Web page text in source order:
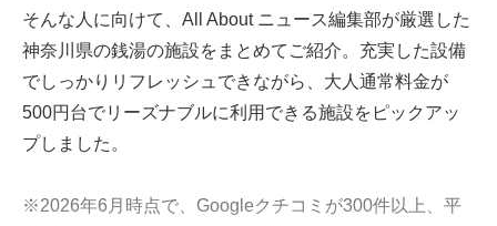
そんな人に向けて、All About ニュース編集部が厳選した
神奈川県の銭湯の施設をまとめてご紹介。充実した設備
でしっかりリフレッシュできながら、大人通常料金が
500円台でリーズナブルに利用できる施設をピックアッ
プしました。
※2026年6月時点で、Googleクチコミが300件以上、平